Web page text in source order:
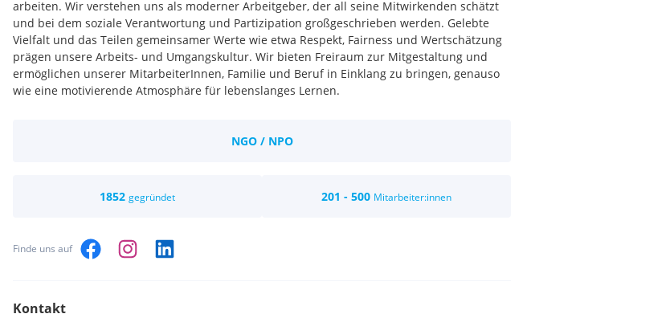
arbeiten. Wir verstehen uns als moderner Arbeitgeber, der all seine Mitwirkenden schätzt
und bei dem soziale Verantwortung und Partizipation großgeschrieben werden. Gelebte
Vielfalt und das Teilen gemeinsamer Werte wie etwa Respekt, Fairness und Wertschätzung
prägen unsere Arbeits- und Umgangskultur. Wir bieten Freiraum zur Mitgestaltung und
ermöglichen unserer MitarbeiterInnen, Familie und Beruf in Einklang zu bringen, genauso
wie eine motivierende Atmosphäre für lebenslanges Lernen.
NGO / NPO
1852 gegründet 201 - 500 Mitarbeiter:innen
Finde uns auf
Kontakt